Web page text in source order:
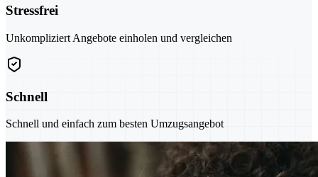
Stressfrei
Unkompliziert Angebote einholen und vergleichen
Schnell
Schnell und einfach zum besten Umzugsangebot